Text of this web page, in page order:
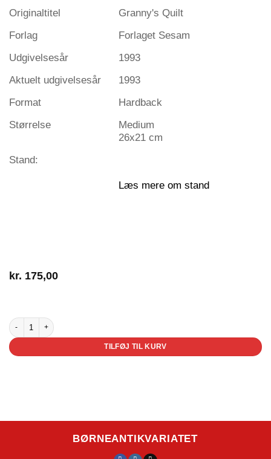
Originaltitel
Granny's Quilt
Forlag
Forlaget Sesam
Udgivelsesår
1993
Aktuelt udgivelsesår
1993
Format
Hardback
Størrelse
Medium
26x21 cm
Stand:
Læs mere om stand
kr. 175,00
Bedstes tæppe antal
TILFØJ TIL KURV
BØRNEANTIKVARIATET